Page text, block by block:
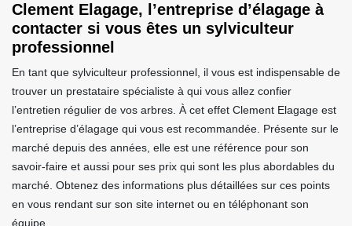
Clement Elagage, l’entreprise d’élagage à
contacter si vous êtes un sylviculteur
professionnel
En tant que sylviculteur professionnel, il vous est indispensable de
trouver un prestataire spécialiste à qui vous allez confier
l’entretien régulier de vos arbres. À cet effet Clement Elagage est
l’entreprise d’élagage qui vous est recommandée. Présente sur le
marché depuis des années, elle est une référence pour son
savoir-faire et aussi pour ses prix qui sont les plus abordables du
marché. Obtenez des informations plus détaillées sur ces points
en vous rendant sur son site internet ou en téléphonant son
équipe.